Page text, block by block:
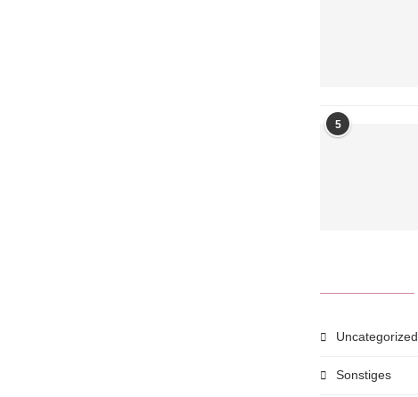
5
Uncategorized
Sonstiges